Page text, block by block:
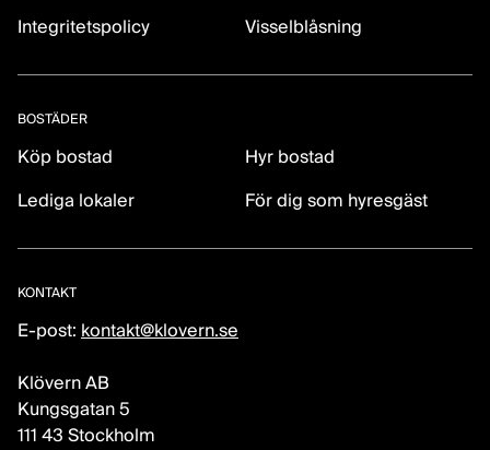
Integritetspolicy
Visselblåsning
BOSTÄDER
Köp bostad
Hyr bostad
Lediga lokaler
För dig som hyresgäst
KONTAKT
E-post: kontakt@klovern.se
Klövern AB
Kungsgatan 5
111 43 Stockholm